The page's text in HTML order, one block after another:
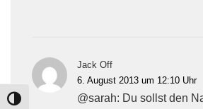
TOGGLE HIGH CONTRAST
Jack Off
6. August 2013 um 12:10 Uhr
@sarah: Du sollst den